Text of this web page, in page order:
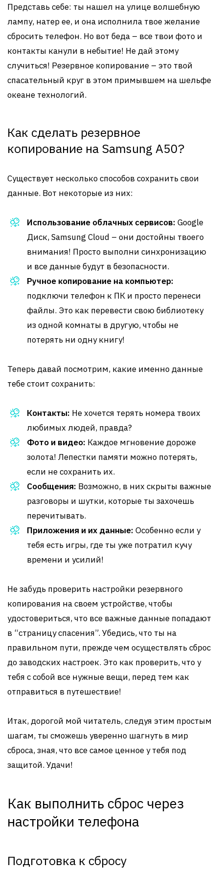
Представь себе: ты нашел на улице волшебную
лампу, натер ее, и она исполнила твое желание
сбросить телефон. Но вот беда – все твои фото и
контакты канули в небытие! Не дай этому
случиться! Резервное копирование – это твой
спасательный круг в этом примывшем на шельфе
океане технологий.
Как сделать резервное
копирование на Samsung A50?
Существует несколько способов сохранить свои
данные. Вот некоторые из них:
Использование облачных сервисов: Google
Диск, Samsung Cloud – они достойны твоего
внимания! Просто выполни синхронизацию
и все данные будут в безопасности.
Ручное копирование на компьютер:
подключи телефон к ПК и просто перенеси
файлы. Это как перевести свою библиотеку
из одной комнаты в другую, чтобы не
потерять ни одну книгу!
Теперь давай посмотрим, какие именно данные
тебе стоит сохранить:
Контакты: Не хочется терять номера твоих
любимых людей, правда?
Фото и видео: Каждое мгновение дороже
золота! Лепестки памяти можно потерять,
если не сохранить их.
Сообщения: Возможно, в них скрыты важные
разговоры и шутки, которые ты захочешь
перечитывать.
Приложения и их данные: Особенно если у
тебя есть игры, где ты уже потратил кучу
времени и усилий!
Не забудь проверить настройки резервного
копирования на своем устройстве, чтобы
удостовериться, что все важные данные попадают
в “страницу спасения”. Убедись, что ты на
правильном пути, прежде чем осуществлять сброс
до заводских настроек. Это как проверить, что у
тебя с собой все нужные вещи, перед тем как
отправиться в путешествие!
Итак, дорогой мой читатель, следуя этим простым
шагам, ты сможешь уверенно шагнуть в мир
сброса, зная, что все самое ценное у тебя под
защитой. Удачи!
Как выполнить сброс через
настройки телефона
Подготовка к сбросу